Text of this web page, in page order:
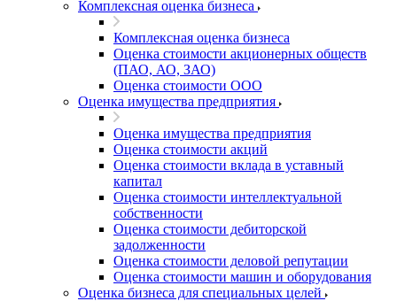
Комплексная оценка бизнеса
Комплексная оценка бизнеса
Оценка стоимости акционерных обществ
(ПАО, АО, ЗАО)
Оценка стоимости ООО
Оценка имущества предприятия
Оценка имущества предприятия
Оценка стоимости акций
Оценка стоимости вклада в уставный
капитал
Оценка стоимости интеллектуальной
собственности
Оценка стоимости дебиторской
задолженности
Оценка стоимости деловой репутации
Оценка стоимости машин и оборудования
Оценка бизнеса для специальных целей